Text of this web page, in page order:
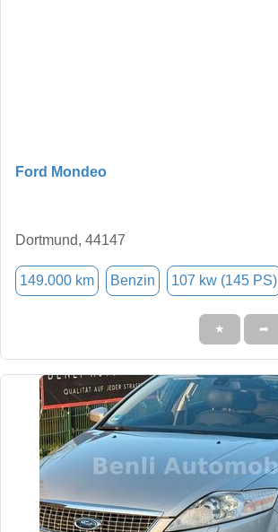
Ford Mondeo
Dortmund, 44147
149.000 km Benzin 107 kw (145 PS)
★ ➦